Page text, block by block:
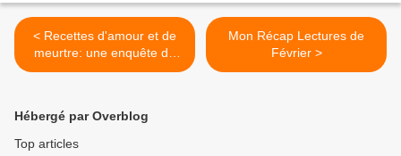
< Recettes d'amour et de
meurtre: une enquête de
Tannie Maria - Sally Andrew
Mon Récap Lectures de
Février >
Hébergé par Overblog
Top articles